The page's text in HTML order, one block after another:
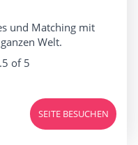
und Matching mit
Welt.
of 5
SEITE BESUCHEN